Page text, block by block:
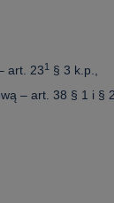
art. 231 § 3 k.p.,
– art. 38 § 1 i §